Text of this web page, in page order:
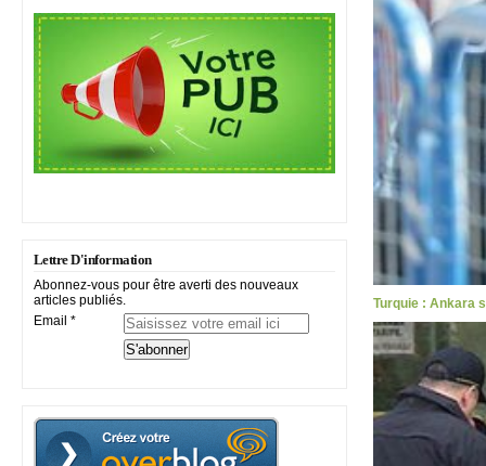
Lettre D'information
Abonnez-vous pour être averti des nouveaux
articles publiés.
Email
Turquie : Ankara